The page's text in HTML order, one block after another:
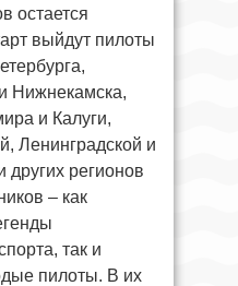
остается
выйдут пилоты
Нижнекамска,
и Калуги,
Ленинградской и
других регионов
– как
так и
пилоты. В их